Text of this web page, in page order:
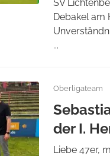
SV
Debakel am
...
Oberligateam
der I.
Liebe 47er,